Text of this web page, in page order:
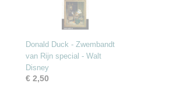
Donald Duck - Zwembandt
van Rijn special - Walt
Disney
€ 2,50